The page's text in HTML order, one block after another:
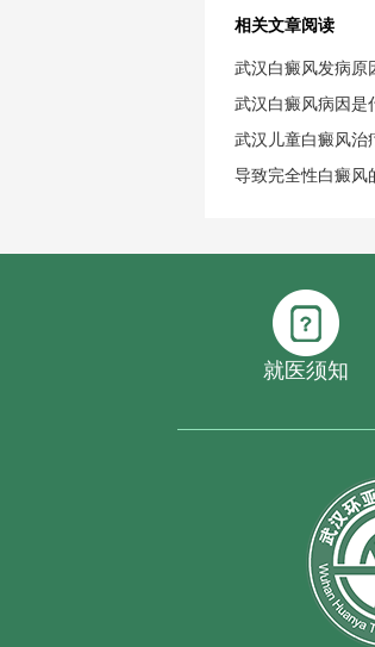
相关文章阅读
武汉白癜风发病原
武汉白癜风病因是
武汉儿童白癜风治
导致完全性白癜风
就医须知